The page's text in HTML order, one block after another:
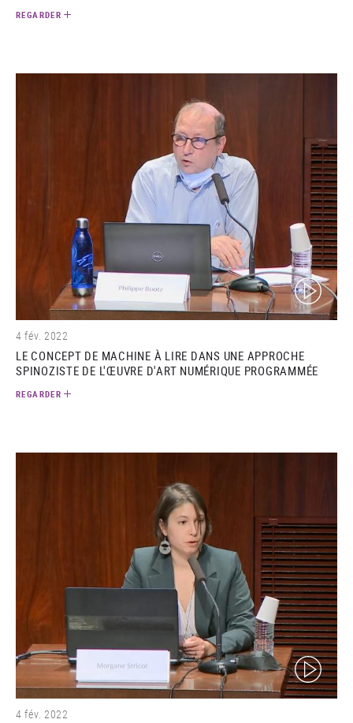
REGARDER
(video)
4 fév. 2022
LE CONCEPT DE MACHINE À LIRE DANS UNE APPROCHE
SPINOZISTE DE L'ŒUVRE D'ART NUMÉRIQUE PROGRAMMÉE
REGARDER
(video)
4 fév. 2022